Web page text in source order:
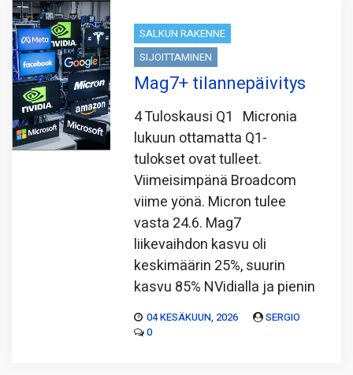
SALKUN RAKENNE
SIJOITTAMINEN
Mag7+ tilannepäivitys
4 Tuloskausi Q1 Micronia
lukuun ottamatta Q1-
tulokset ovat tulleet.
Viimeisimpänä Broadcom
viime yönä. Micron tulee
vasta 24.6. Mag7
liikevaihdon kasvu oli
keskimäärin 25%, suurin
kasvu 85% NVidialla ja pienin
04 KESÄKUUN, 2026
SERGIO
0